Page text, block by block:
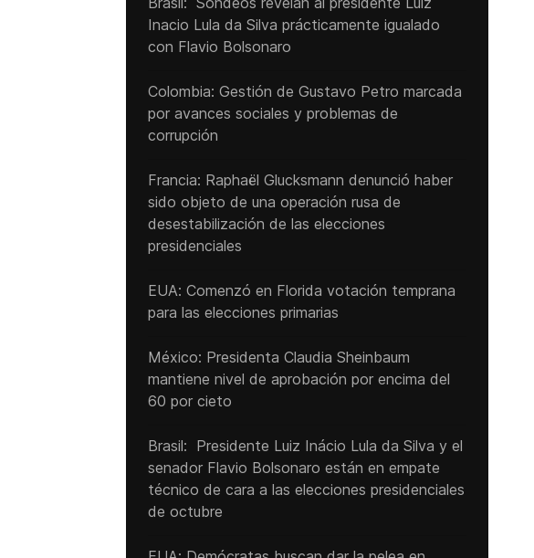
Inacio Lula da Silva prácticamente igualado
con Flavio Bolsonaro
Colombia: Gestión de Gustavo Petro marcada
por avances sociales y problemas de
corrupción
Francia: Raphaël Glucksmann denunció haber
sido objeto de una operación rusa de
desestabilización de las elecciones
presidenciales
EUA: Comenzó en Florida votación temprana
para las elecciones primarias
México: Presidenta Claudia Sheinbaum
mantiene nivel de aprobación por encima del
60 por cieto
Brasil: Presidente Luiz Inácio Lula da Silva y el
senador Flavio ‌Bolsonaro están en empate
técnico de cara a las ‌elecciones presidenciales
de octubre